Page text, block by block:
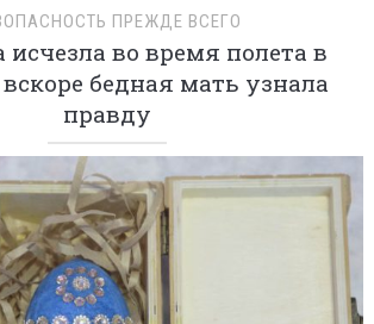
ПРЕЖДЕ ВСЕГО
во время полета в
вскоре бедная мать узнала
правду